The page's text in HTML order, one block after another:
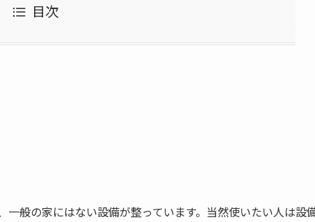
目次
般の家にはない設備が整っています。当然使いたい人は設